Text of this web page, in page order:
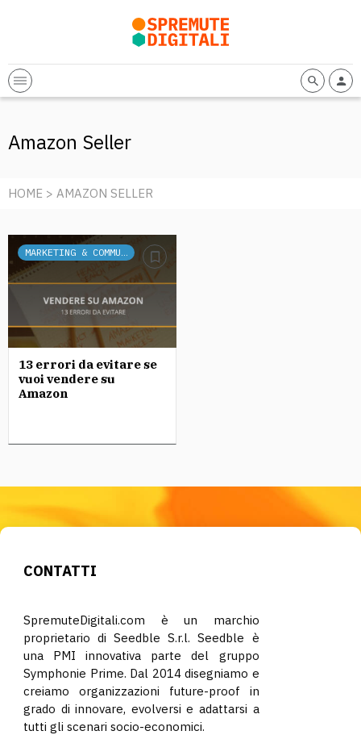
Amazon Seller
HOME > AMAZON SELLER
MARKETING & COMMUNICATION
13 errori da evitare se
vuoi vendere su
Amazon
CONTATTI
SpremuteDigitali.com è un marchio
proprietario di Seedble S.r.l. Seedble è
una PMI innovativa parte del gruppo
Symphonie Prime. Dal 2014 disegniamo e
creiamo organizzazioni future-proof in
grado di innovare, evolversi e adattarsi a
tutti gli scenari socio-economici.